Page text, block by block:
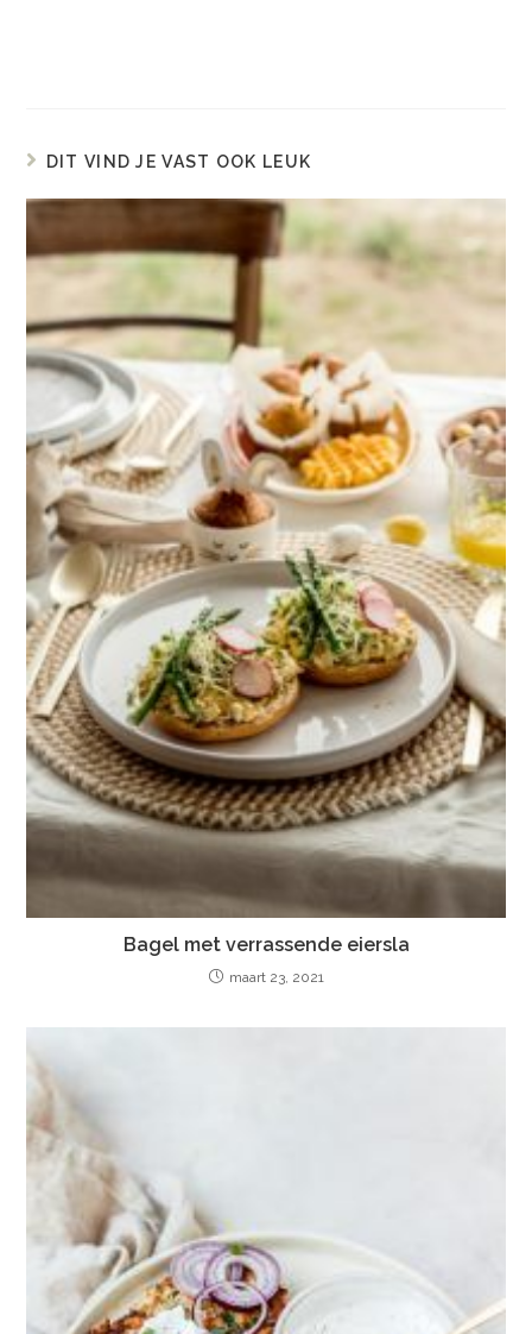
DIT VIND JE VAST OOK LEUK
Bagel met verrassende eiersla
maart 23, 2021